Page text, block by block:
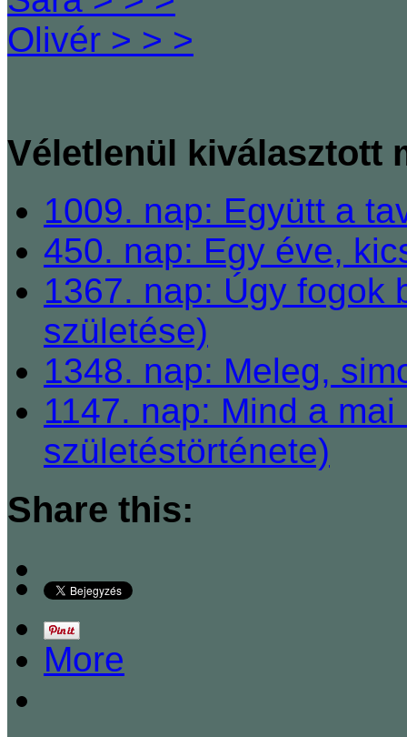
Olivér > > >
Véletlenül kiválasztott
1009. nap: Együtt a
450. nap: Egy éve,
1367. nap: Úgy fogok
születése)
1348. nap: Meleg,
1147. nap: Mind a
születéstörténete)
Share this:
More